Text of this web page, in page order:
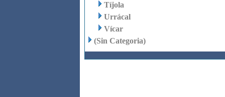
Tíjola
Urrácal
Vícar
(Sin Categoria)